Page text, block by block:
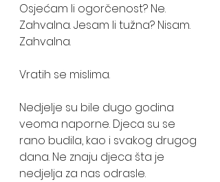
Osjećam li ogorčenost? Ne.
Zahvalna. Jesam li tužna? Nisam.
Zahvalna.
Vratih se mislima.
Nedjelje su bile dugo godina
veoma naporne. Djeca su se
rano budila, kao i svakog drugog
dana. Ne znaju djeca šta je
nedjelja za nas odrasle.